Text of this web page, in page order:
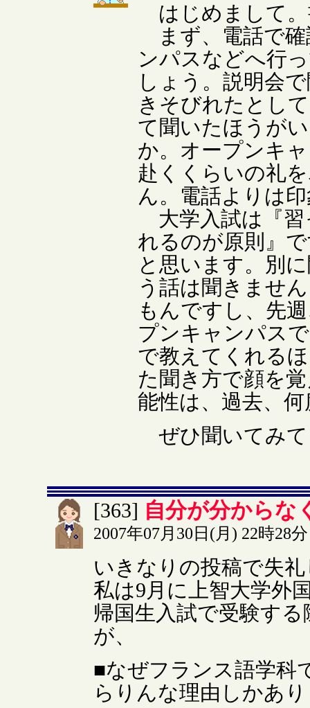
はじめまして。
まず、電話で確
ンパスなどへ行
しょう。説明会
きそびれたとし
て聞いたほうが
か。オープンキ
赴くくらいの礼
ん。電話よりは
大学入試は『習
れるのが原則』
と思います。別
う話は聞きませ
もんですし、先
プンキャンパス
で教えてくれる
た聞き方で顔を
能性は、過去、
ぜひ聞いてみ
[363] 自分が分からな
2007年07月30日(月) 22時28分
いきなりの投稿で失
私は9月に上智大学外
帰国生入試で受験す
が、
■なぜフランス語学科
らりんな理由しかあ